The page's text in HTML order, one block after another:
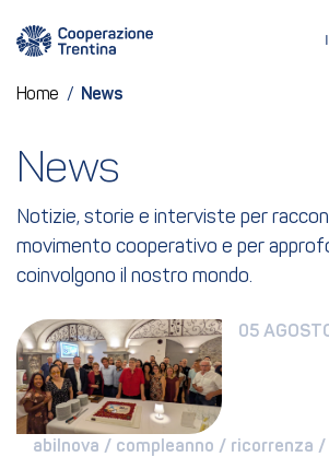
Home / News
News
Notizie, storie e interviste per
movimento cooperativo e per
coinvolgono il nostro mondo.
05
abilnova / compleanno / ricorrenza /